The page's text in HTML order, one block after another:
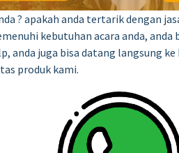
? apakah anda tertarik dengan
kebutuhan acara anda, anda
anda juga bisa datang langsung
produk kami.